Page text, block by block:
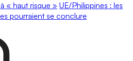
« haut risque » UE/Philippines : les
pourraient se conclure